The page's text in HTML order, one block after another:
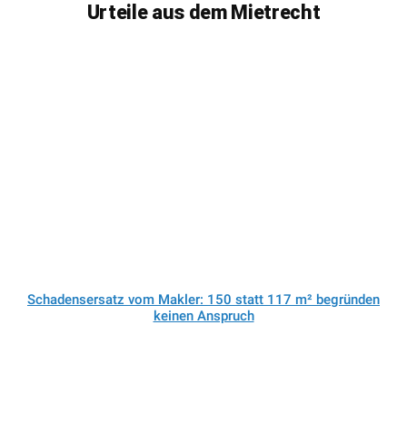
Urteile aus dem Mietrecht
Schadensersatz vom Makler: 150 statt 117 m² begründen
keinen Anspruch